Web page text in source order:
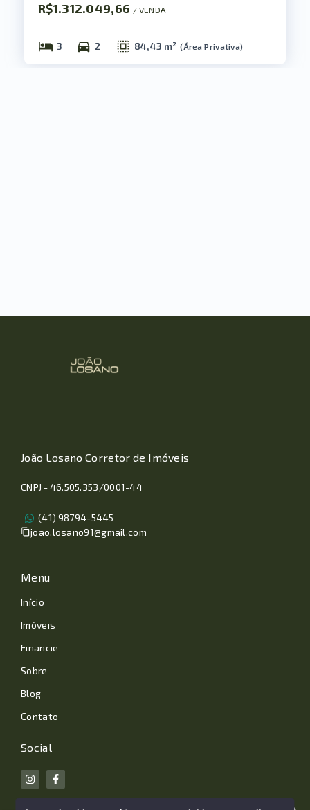
R$1.312.049,66 / VENDA
3 2 84,43 m² (Área Privativa)
João Losano Corretor de Imóveis
CNPJ - 46.505.353/0001-44
(41) 98794-5445
joao.losano91@gmail.com
Menu
Início
Imóveis
Financie
Sobre
Blog
Contato
Social